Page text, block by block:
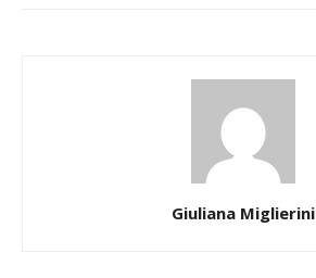
Giuliana Miglierini